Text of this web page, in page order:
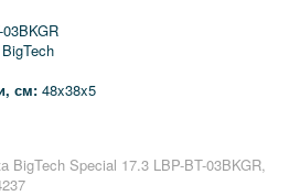
BigTech
см:48x38x5
BigTech Special 17.3 LBP-BT-03BKGR,